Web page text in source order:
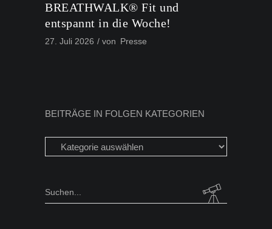
BREATHWALK® Fit und
entspannt in die Woche!
27. Juli 2026 von Presse
BEITRÄGE IN FOLGEN KATEGORIEN
Beiträge
in
Kategorien
Search